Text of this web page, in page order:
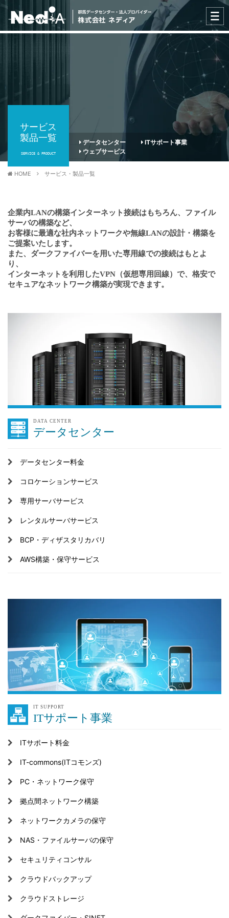
サービス
製品一覧
SERVICE & PRODUCT
データセンター
ITサポート事業
ウェブサービス
HOME サービス・製品一覧
企業内LANの構築インターネット接続はもちろん、ファイル
サーバの構築など、
お客様に最適な社内ネットワークや無線LANの設計・構築を
ご提案いたします。
また、ダークファイバーを用いた専用線での接続はもとよ
り、
インターネットを利用したVPN（仮想専用回線）で、格安で
セキュアなネットワーク構築が実現できます。
DATA CENTER
データセンター
データセンター料金
コロケーションサービス
専用サーバサービス
レンタルサーバサービス
BCP・ディザスタリカバリ
AWS構築・保守サービス
IT SUPPORT
ITサポート事業
ITサポート料金
IT-commons(ITコモンズ)
PC・ネットワーク保守
拠点間ネットワーク構築
ネットワークカメラの保守
NAS・ファイルサーバの保守
セキュリティコンサル
クラウドバックアップ
クラウドストレージ